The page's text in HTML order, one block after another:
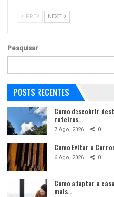
PREV NEXT
Pesquisar
POSTS RECENTES
Como descobrir
roteiros…
7 Ago, 2026 0
Como Evitar a
6 Ago, 2026 0
Como adaptar a
mais…